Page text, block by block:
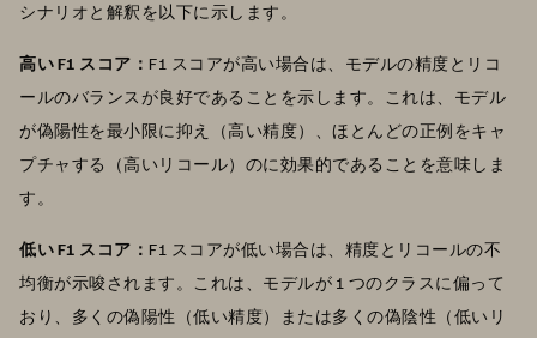
シナリオと解釈を以下に示します。
高い F1 スコア： F1 スコアが高い場合は、モデルの精度とリコ
ールのバランスが良好であることを示します。これは、モデル
が偽陽性を最小限に抑え（高い精度）、ほとんどの正例をキャ
プチャする（高いリコール）のに効果的であることを意味しま
す。
低い F1 スコア： F1 スコアが低い場合は、精度とリコールの不
均衡が示唆されます。これは、モデルが 1 つのクラスに偏って
おり、多くの偽陽性（低い精度）または多くの偽陰性（低いリ